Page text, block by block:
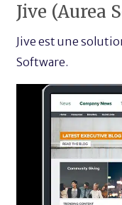
Jive (Aurea
Jive est une
Software.